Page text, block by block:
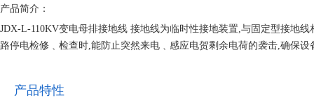
产品简介：
JDX-L-110KV变电母排接地线 接地线为临时性接地装置,与固定型接地
路停电检修﹑检查时,能防止突然来电﹑感应电贺剩余电荷的袭击,确保
产品特性